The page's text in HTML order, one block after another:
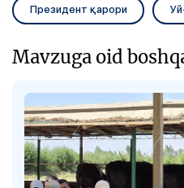
Президент қарори
Mavzuga oid